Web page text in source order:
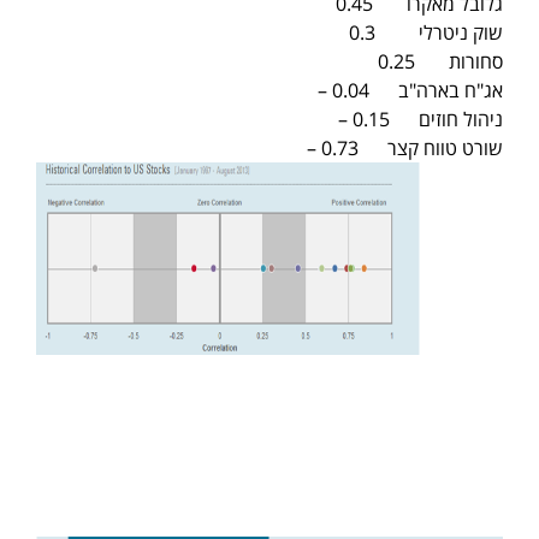
שוק ניטרלי 0.3
סחורות 0.25
אג"ח בארה"ב 0.04 –
ניהול חוזים 0.15 –
שורט טווח קצר 0.73 –